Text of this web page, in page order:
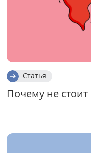
Статья
Почему не